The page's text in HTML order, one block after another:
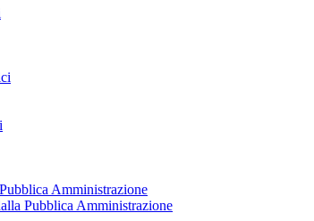
Amministrazione
Pubblica Amministrazione